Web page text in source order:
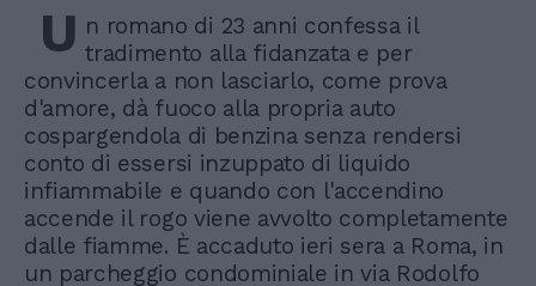
U n romano di 23 anni confessa il
tradimento alla fidanzata e per
convincerla a non lasciarlo, come prova
d'amore, dà fuoco alla propria auto
cospargendola di benzina senza rendersi
conto di essersi inzuppato di liquido
infiammabile e quando con l'accendino
accende il rogo viene avvolto completamente
dalle fiamme. È accaduto ieri sera a Roma, in
un parcheggio condominiale in via Rodolfo